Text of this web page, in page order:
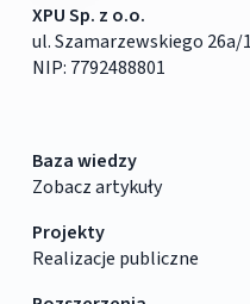
XPU Sp. z o.o.
ul. Szamarzewskiego 26a/
NIP: 7792488801
Baza wiedzy
Zobacz artykuły
Projekty
Realizacje publiczne